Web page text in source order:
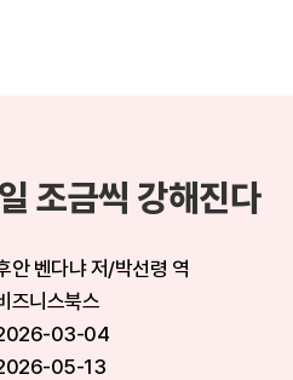
조금씩 강해진다
안 벤다냐 저/박선령 역
즈니스북스
03-04
05-13